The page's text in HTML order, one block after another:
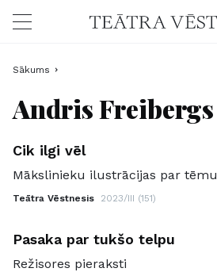
Sākums
Andris Freibergs
Cik ilgi vēl
Mākslinieku ilustrācijas par tēmu
Teātra Vēstnesis 2023/III (151)
Pasaka par tukšo telpu
Režisores pieraksti